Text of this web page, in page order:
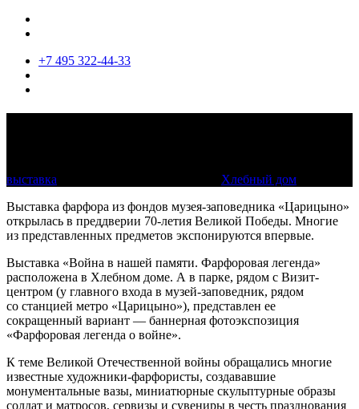
+7 495 322-44-33
выставка
Хлебный дом
Выставка фарфора из фондов музея-заповедника «Царицыно»
открылась в преддверии 70-летия Великой Победы. Многие
из представленных предметов экспонируются впервые.
Выставка «Война в нашей памяти. Фарфоровая легенда»
расположена в Хлебном доме. А в парке, рядом с Визит-
центром (у главного входа в музей-заповедник, рядом
со станцией метро «Царицыно»), представлен ее
сокращенный вариант — баннерная фотоэкспозиция
«Фарфоровая легенда о войне».
К теме Великой Отечественной войны обращались многие
известные художники-фарфористы, создававшие
монументальные вазы, миниатюрные скульптурные образы
солдат и матросов, сервизы и сувениры в честь празднования